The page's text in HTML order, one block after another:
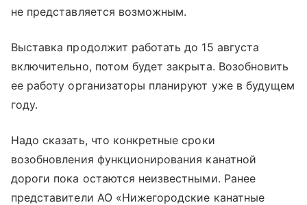
не представляется возможным.
Выставка продолжит работать до 15 августа
включительно, потом будет закрыта. Возобновить
ее работу организаторы планируют уже в будущем
году.
Надо сказать, что конкретные сроки
возобновления функционирования канатной
дороги пока остаются неизвестными. Ранее
представители АО «Нижегородские канатные